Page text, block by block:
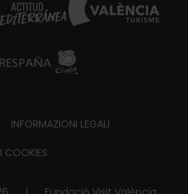
INFORMAZIONI LEGALI
COOKIES